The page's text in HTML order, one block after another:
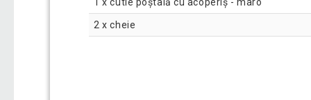
1 x cutie poștală cu acoperiș - maro
2 x cheie